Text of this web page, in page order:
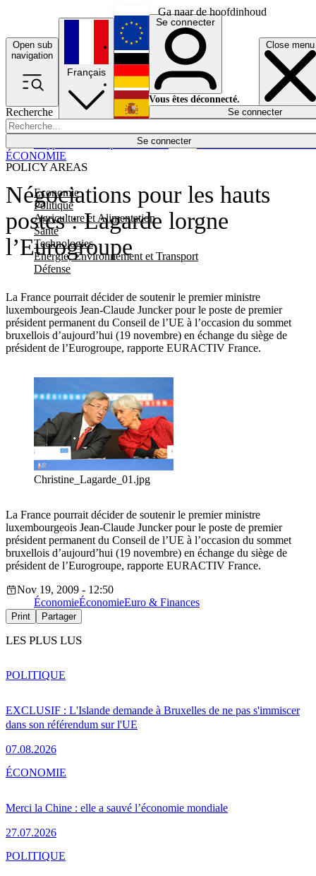
Ga naar de hoofdinhoud
Open sub
navigation
Close menu
Recherche
Se connecter
POLICY AREAS
Economie
Politique
Agriculture et Alimentation
Santé
Technologies
Energie, Environnement et Transport
Défense
Économie
Français
English
Deutsch
Español
Se connecter
Vous êtes déconnecté.
Se connecter
Négociations pour les hauts
postes : Lagarde lorgne
l’Eurogroupe
La France pourrait décider de soutenir le premier ministre
luxembourgeois Jean-Claude Juncker pour le poste de premier
président permanent du Conseil de l’UE à l’occasion du sommet
bruxellois d’aujourd’hui (19 novembre) en échange du siège de
président de l’Eurogroupe, rapporte EURACTIV France.
ÉCONOMIE
Christine_Lagarde_01.jpg
La France pourrait décider de soutenir le premier ministre
luxembourgeois Jean-Claude Juncker pour le poste de premier
président permanent du Conseil de l’UE à l’occasion du sommet
bruxellois d’aujourd’hui (19 novembre) en échange du siège de
président de l’Eurogroupe, rapporte EURACTIV France.
Nov 19, 2009 - 12:50
ÉconomieÉconomieEuro & Finances
Print Partager
LES PLUS LUS
EXCLUSIF : L'Islande demande à Bruxelles de ne pas s'immiscer
dans son référendum sur l'UE
07.08.2026
POLITIQUE
Merci la Chine : elle a sauvé l’économie mondiale
27.07.2026
ÉCONOMIE
POLITIQUE